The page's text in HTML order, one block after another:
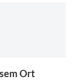
Ort